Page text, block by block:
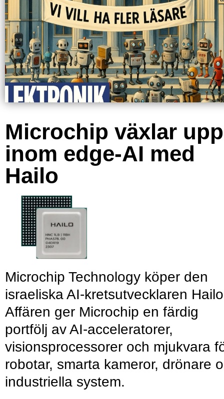
Microchip växlar upp
inom edge-AI med
Hailo
Microchip Technology köper den
israeliska AI-kretsutvecklaren
Affären ger Microchip en färdig
portfölj av AI-acceleratorer,
visionsprocessorer och mjukvara
robotar, smarta kameror, drönare
industriella system.